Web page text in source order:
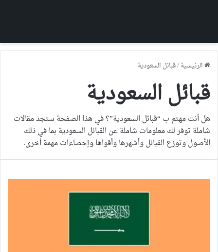
الرئيسية/قبائل السعودية
قبائل السعودية
هل أنت مهتم ب “قبائل السعودية”؟ في هذا الصفحة ستجد مقالات
شاملة توفر لك معلومات شاملة عن القبائل السعودية بما في ذلك
الأصول وتوزع القبائل وأشهرها وأقواها وإحصاءات مهمة أخرى.